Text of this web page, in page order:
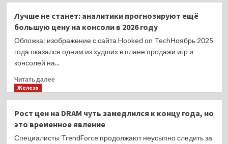
Лучше не станет: аналитики прогнозируют ещё
большую цену на консоли в 2026 году
Обложка: изображение с сайта Hooked on TechНоябрь 2025
года оказался одним из худших в плане продажи игр и
консолей на...
Читать далееПрочитать
не станет:
аналитики
прогнозируют
Железо
Рост цен на DRAM чуть замедлился к концу года, но
это временное явление
Специалисты TrendForce продолжают неусыпно следить за